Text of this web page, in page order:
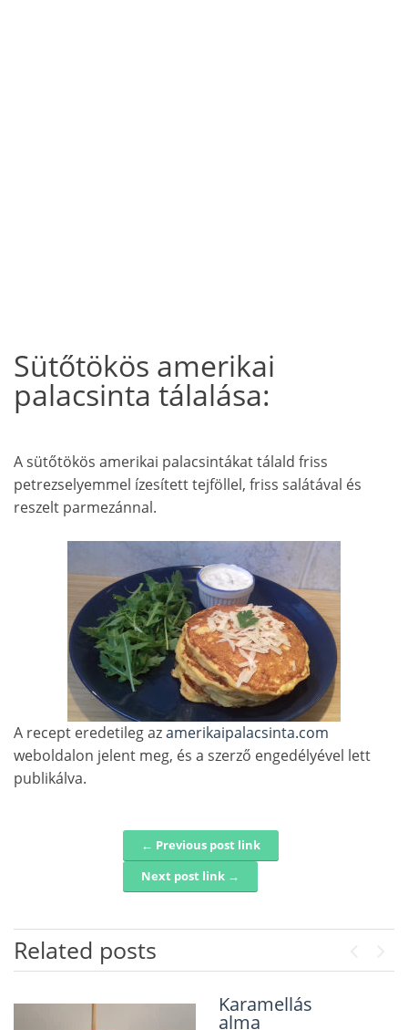
Sütőtökös amerikai
palacsinta tálalása:
A sütőtökös amerikai palacsintákat tálald friss
petrezselyemmel ízesített tejföllel, friss salátával és
reszelt parmezánnal.
A recept eredetileg azamerikaipalacsinta.com
weboldalon jelent meg, és a szerző engedélyével lett
publikálva.
Post navigation← Previous post link
Next post link →
Related posts
Karamellás
alma
Sütőtök
saláta